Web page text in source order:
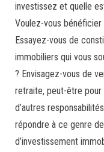
investissez et quelle
Voulez-vous bénéficier
Essayez-vous de
immobiliers qui vous
? Envisagez-vous de
retraite, peut-être pour
d’autres
répondre à ce genre
d’investissement